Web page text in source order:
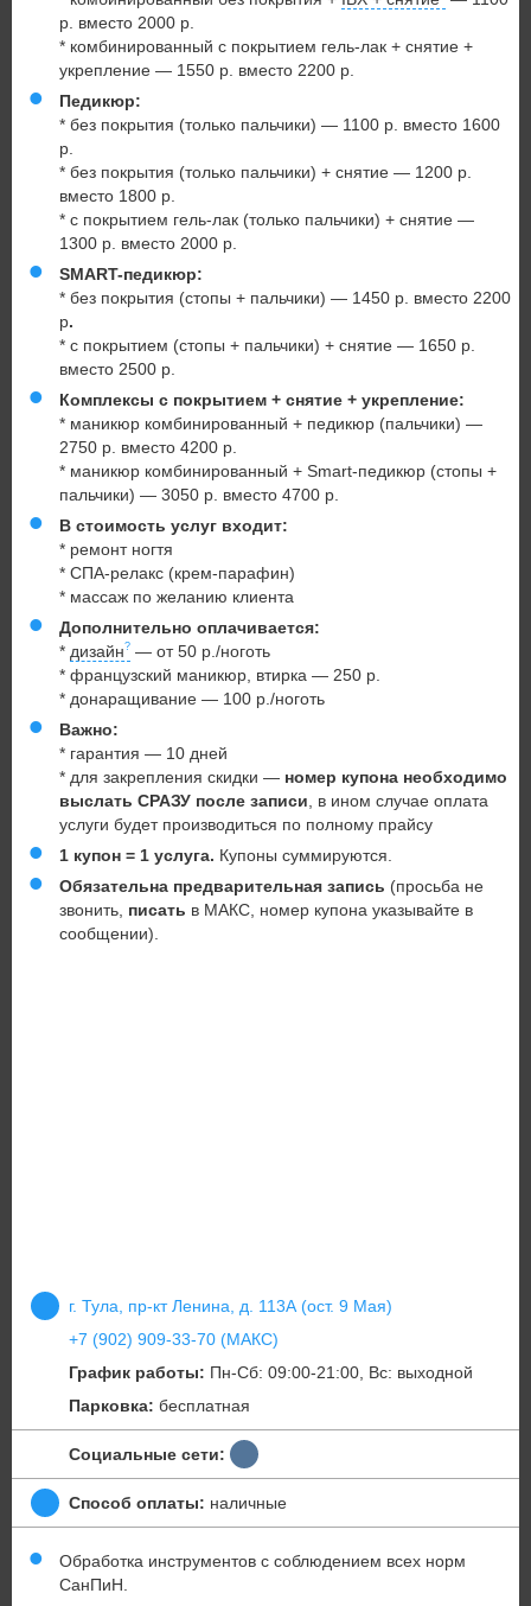
р. вместо 2000 р.
* комбинированный с покрытием гель-лак + снятие +
укрепление — 1550 р. вместо 2200 р.
Педикюр:
* без покрытия (только пальчики) — 1100 р. вместо 1600
р.
* без покрытия (только пальчики) + снятие — 1200 р.
вместо 1800 р.
* с покрытием гель-лак (только пальчики) + снятие —
1300 р. вместо 2000 р.
SMART-педикюр:
* без покрытия (стопы + пальчики) — 1450 р. вместо 2200
р.
* с покрытием (стопы + пальчики) + снятие — 1650 р.
вместо 2500 р.
Комплексы с покрытием + снятие + укрепление:
* маникюр комбинированный + педикюр (пальчики) —
2750 р. вместо 4200 р.
* маникюр комбинированный + Smart-педикюр (стопы +
пальчики) — 3050 р. вместо 4700 р.
В стоимость услуг входит:
* ремонт ногтя
* СПА-релакс (крем-парафин)
* массаж по желанию клиента
Дополнительно оплачивается:
* дизайн
— от 50 р./ноготь
* французский маникюр, втирка — 250 р.
* донаращивание — 100 р./ноготь
Важно:
* гарантия — 10 дней
* для закрепления скидки — номер купона необходимо
выслать СРАЗУ после записи, в ином случае оплата
услуги будет производиться по полному прайсу
1 купон = 1 услуга. Купоны суммируются.
Обязательна предварительная запись (просьба не
звонить, писать в МАКС, номер купона указывайте в
сообщении).
г. Тула, пр-кт Ленина, д. 113А (ост. 9 Мая)
+7 (902) 909-33-70 (МАКС)
График работы: Пн-Cб: 09:00-21:00, Вс: выходной
Парковка: бесплатная
Социальные сети:
Способ оплаты: наличные
Обработка инструментов с соблюдением всех норм
СанПиН.